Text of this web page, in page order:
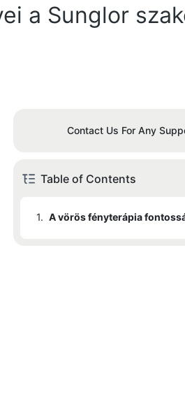
a Sunglor
Contact Us For Any
Table of Contents
1. A vörös fényterápia